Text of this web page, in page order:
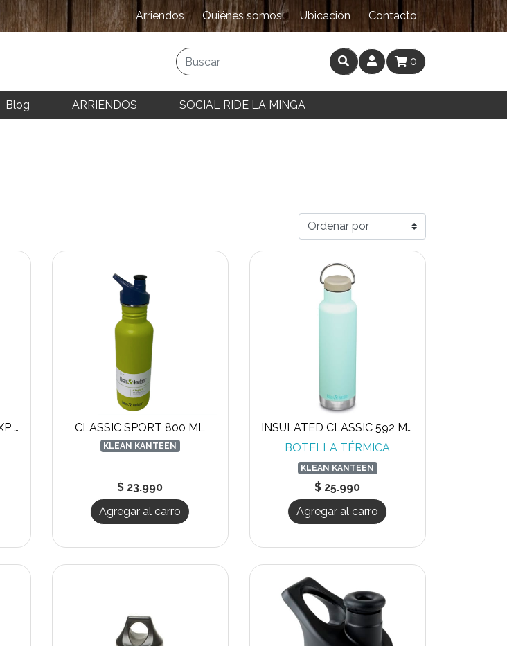
Arriendos Quiénes somos Ubicación Contacto
0
Blog ARRIENDOS SOCIAL RIDE LA MINGA
BOLSA HIDRATACIÓN WXP LP CLASSIC SPORT 800 ML
KLEAN KANTEEN
$ 23.990
Agregar al carro
INSULATED CLASSIC 592 ML LOOP CAP
BOTELLA TÉRMICA
KLEAN KANTEEN
$ 25.990
Agregar al carro